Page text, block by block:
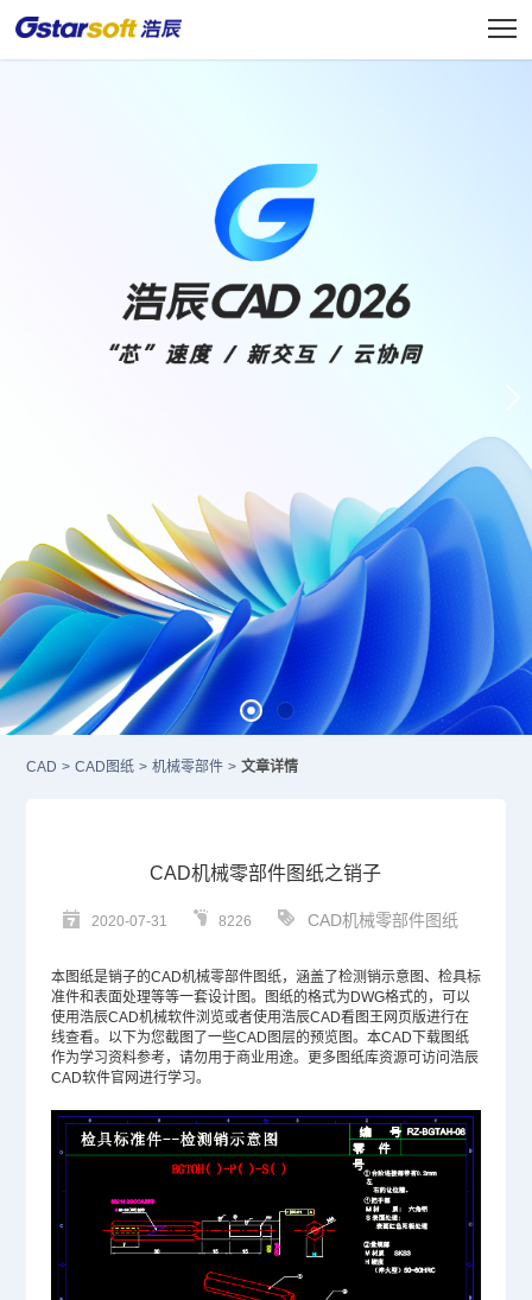
CAD > CAD图纸 > 机械零部件 > 文章详情
CAD机械零部件图纸之销子
2020-07-31 8226 CAD机械零部件图纸
本图纸是销子的CAD机械零部件图纸，涵盖了检测销示意图、检具标
准件和表面处理等等一套设计图。图纸的格式为 DWG格式的，可以
使用浩辰CAD机械软件浏览或者使用浩辰CAD看图王网页版进行在
线查看。以下为您截图了一些CAD图层的预览图。本CAD下载图纸
作为学习资料参考，请勿用于商业用途。更多图纸库资源可访问浩辰
CAD软件官网进行学习。